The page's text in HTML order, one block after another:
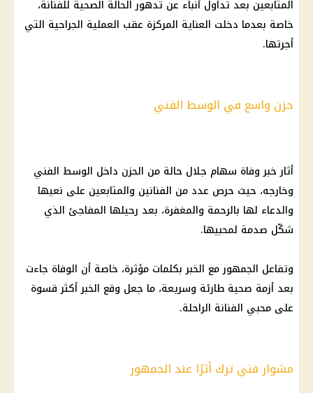
المتابعين بعد تداول أنباء عن تدهور الحالة الصحية للفنانة،
خاصة بعدما دخلت العناية المركزة عقب العملية الجراحية التي
أجرتها.
حزن واسع في الوسط الفني
أثار خبر وفاة سهام جلال حالة من الحزن داخل الوسط الفني
وخارجه، حيث حرص عدد من الفنانين والمتابعين على نعيها
والدعاء لها بالرحمة والمغفرة، بعد رحيلها المفاجئ الذي
شكّل صدمة لمحبيها.
وتفاعل الجمهور مع الخبر بكلمات مؤثرة، خاصة أن الوفاة جاءت
بعد أزمة صحية طارئة وسريعة، ما جعل وقع الخبر أكثر قسوة
على محبي الفنانة الراحلة.
مشوار فني ترك أثرًا عند الجمهور